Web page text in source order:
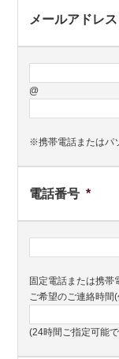
メールアドレス
@
※携帯電話またはパ
電話番号 *
固定電話または携帯
ご希望のご連絡時間
(24時間ご指定可能